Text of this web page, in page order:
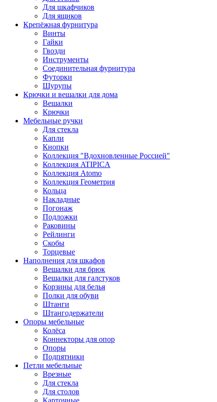
Для шкафчиков
Для ящиков
Крепёжная фурнитура
Винты
Гайки
Гвозди
Инструменты
Соединительная фурнитура
Футорки
Шурупы
Крючки и вешалки для дома
Вешалки
Крючки
Мебельные ручки
Для стекла
Капли
Кнопки
Коллекция "Вдохновленные Россией"
Коллекция ATIPICA
Коллекция Atomo
Коллекция Геометрия
Кольца
Накладные
Погонаж
Подложки
Раковины
Рейлинги
Скобы
Торцевые
Наполнения для шкафов
Вешалки для брюк
Вешалки для галстуков
Корзины для белья
Полки для обуви
Штанги
Штангодержатели
Опоры мебельные
Колёса
Коннекторы для опор
Опоры
Подпятники
Петли мебельные
Врезные
Для стекла
Для столов